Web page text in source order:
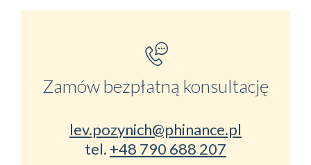
Zamów bezpłatną konsultację
lev.pozynich@phinance.pl
tel. +48 790 688 207